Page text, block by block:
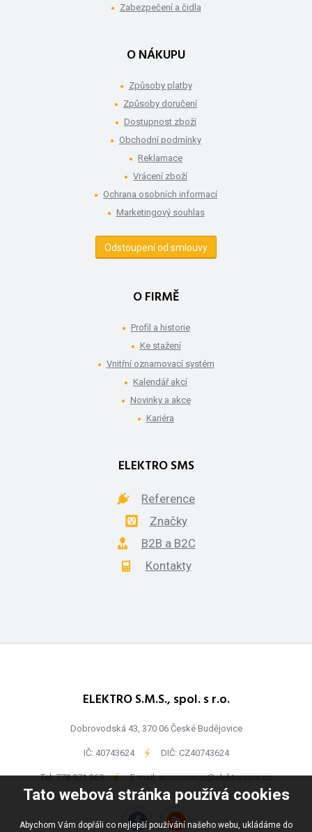
Tato webová stránka používá cookies
Abychom Vám dopřáli co nejlepší používání našeho webu, ukládáme do
Zabezpečení a čidla
O NÁKUPU
Způsoby platby
Způsoby doručení
Dostupnost zboží
Obchodní podmínky
Reklamace
Vrácení zboží
Ochrana osobních informací
Marketingový souhlas
Odstoupení od smlouvy
O FIRMĚ
Profil a historie
Ke stažení
Vnitřní oznamovací systém
Kalendář akcí
Novinky a akce
Kariéra
ELEKTRO SMS
Reference
Značky
B2B a B2C
Kontakty
ELEKTRO S.M.S., spol. s r.o.
Dobrovodská 43, 370 06 České Budějovice
IČ: 40743624 - DIČ: CZ40743624
Tel:778 971 369 - E-mail:ecommerce@elektrosms.cz